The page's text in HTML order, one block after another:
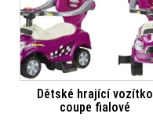
Dětské hrající vozítko
coupe fialové